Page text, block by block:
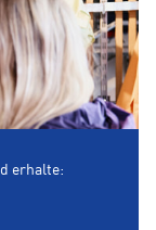
erhalte: